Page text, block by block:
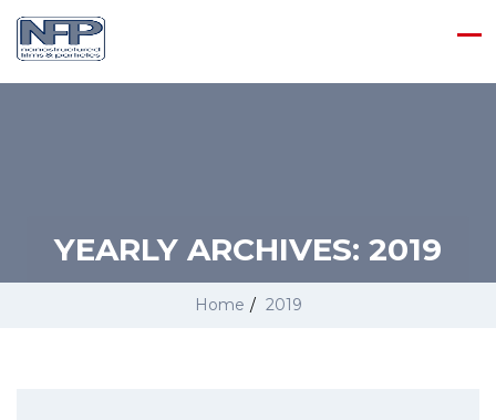
YEARLY ARCHIVES: 2019
Home / 2019